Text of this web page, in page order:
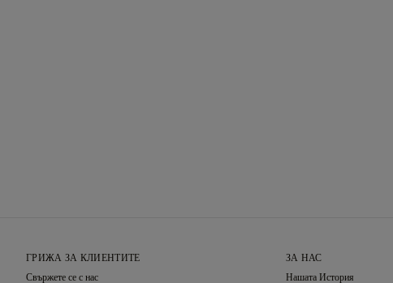
ГРИЖА ЗА КЛИЕНТИТЕ
Свържете се с нас
ЗА НАС
Нашата История